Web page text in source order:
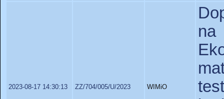
2023-08-17 14:30:13 ZZ/704/005/U/2023 WIMiO
na